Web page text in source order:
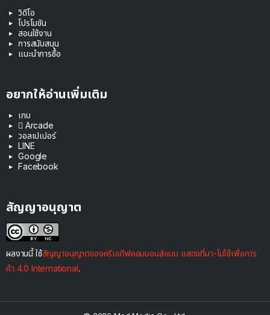
วิดีโอ
โปรโมชัน
สอนใช้งาน
การสนับสนุน
แนะนำการซื้อ
อยากให้อ่านเพิ่มเติม
เกม
 Arcade
วอลเปเปอร์
LINE
Google
Facebook
สัญญาอนุญาต
ผลงานนี้ ใช้สัญญาอนุญาตของครีเอทีฟคอมมอนส์แบบ แสดงที่มา-ไม่ใช้เพื่อการ
ค้า 4.0 International.